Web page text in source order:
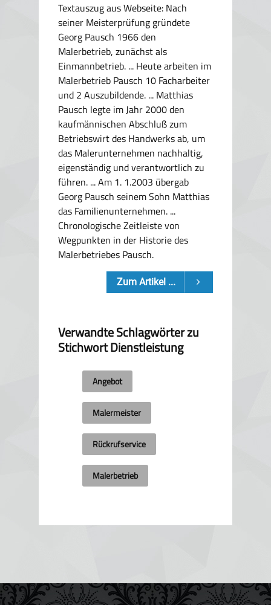
Textauszug aus Webseite: Nach
seiner Meisterprüfung gründete
Georg Pausch 1966 den
Malerbetrieb, zunächst als
Einmannbetrieb. ... Heute arbeiten im
Malerbetrieb Pausch 10 Facharbeiter
und 2 Auszubildende. ... Matthias
Pausch legte im Jahr 2000 den
kaufmännischen Abschluß zum
Betriebswirt des Handwerks ab, um
das Malerunternehmen nachhaltig,
eigenständig und verantwortlich zu
führen. ... Am 1. 1.2003 übergab
Georg Pausch seinem Sohn Matthias
das Familienunternehmen. ...
Chronologische Zeitleiste von
Wegpunkten in der Historie des
Malerbetriebes Pausch.
Zum Artikel ...
Verwandte Schlagwörter zu
StichwortDienstleistung
Angebot
Malermeister
Rückrufservice
Malerbetrieb